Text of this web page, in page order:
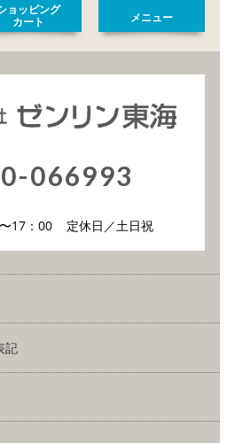
ョッピング
カート
メニュー
066993
17：00 定休日／土日祝
記